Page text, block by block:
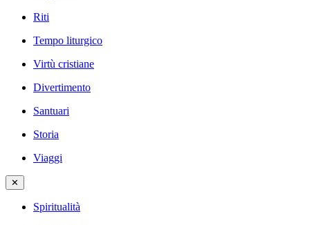
Riti
Tempo liturgico
Virtù cristiane
Divertimento
Santuari
Storia
Viaggi
✕
Spiritualità